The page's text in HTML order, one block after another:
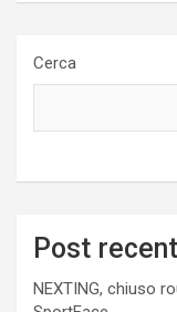
Cerca
Post
NEXTING, chiuso